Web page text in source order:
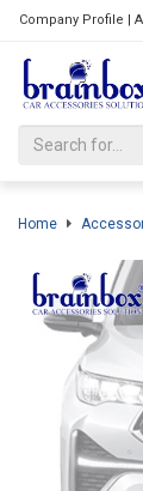
Company Profile |
Home